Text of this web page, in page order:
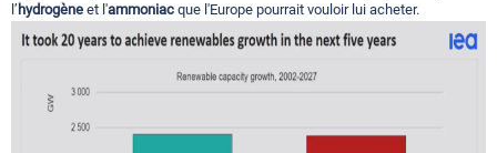
l’ hydrogène et l'ammoniac que l'Europe pourrait vouloir lui acheter.